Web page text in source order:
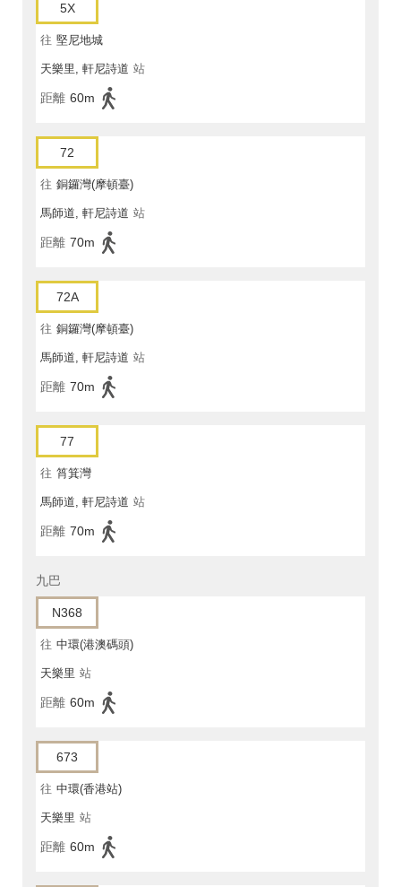
5X
往 堅尼地城
天樂里, 軒尼詩道 站
距離 60m
72
往 銅鑼灣(摩頓臺)
馬師道, 軒尼詩道 站
距離 70m
72A
往 銅鑼灣(摩頓臺)
馬師道, 軒尼詩道 站
距離 70m
77
往 筲箕灣
馬師道, 軒尼詩道 站
距離 70m
九巴
N368
往 中環(港澳碼頭)
天樂里 站
距離 60m
673
往 中環(香港站)
天樂里 站
距離 60m